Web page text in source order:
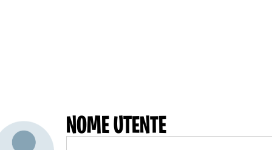
NOME UTENTE